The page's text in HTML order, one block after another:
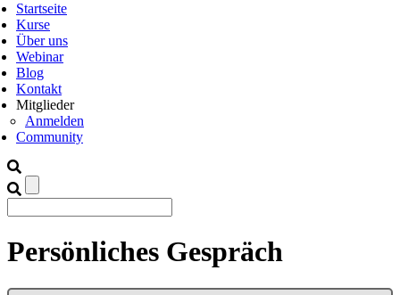
Startseite
Kurse
Über uns
Webinar
Blog
Kontakt
Mitglieder
Anmelden
Community
Persönliches Gespräch